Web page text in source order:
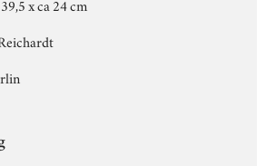
x ca 24 cm